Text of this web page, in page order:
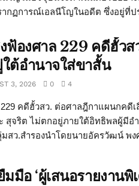
ากฏการณ์เอลนีโญในอดีต ซึ่งอยู่ที่
ฟ้องศาล 229 คดีฮั้ว
ต้อำนาจใส่ขาสั้น
3, 2026 0 4
คดีฮั้วสว. ต่อศาลฎีกาแผนกคดี
สุจริต ไม่ตกอยู่ภายใต้อิทธิพลผู้มีอ
สว.สำรองนำโดยนายอัครวัฒน์ พ
อ ‘ผู้เสนอรายงานพิ